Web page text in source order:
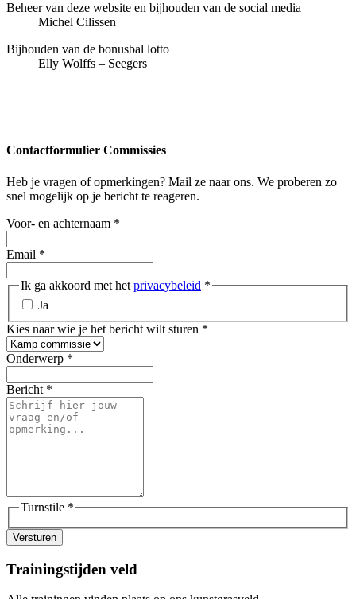
Beheer van deze website en bijhouden van de social media
Michel Cilissen
Bijhouden van de bonusbal lotto
Elly Wolffs – Seegers
Contactformulier Commissies
Heb je vragen of opmerkingen? Mail ze naar ons. We proberen zo
snel mogelijk op je bericht te reageren.
Voor- en achternaam *
Email *
Ik ga akkoord met het privacybeleid *
Ja
Kies naar wie je het bericht wilt sturen *
Onderwerp *
Bericht *
Turnstile *
Versturen
Trainingstijden veld